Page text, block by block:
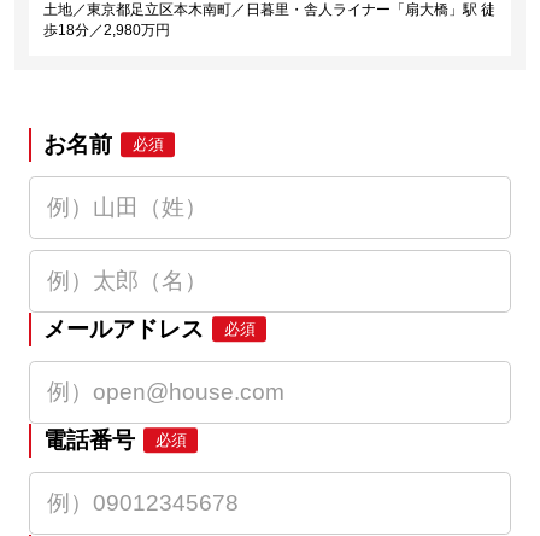
土地／東京都足立区本木南町／日暮里・舎人ライナー「扇大橋」駅 徒
歩18分／2,980万円
お名前 必須
メールアドレス 必須
電話番号 必須